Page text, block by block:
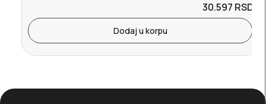
30.597 RSD.
Dodaj u korpu